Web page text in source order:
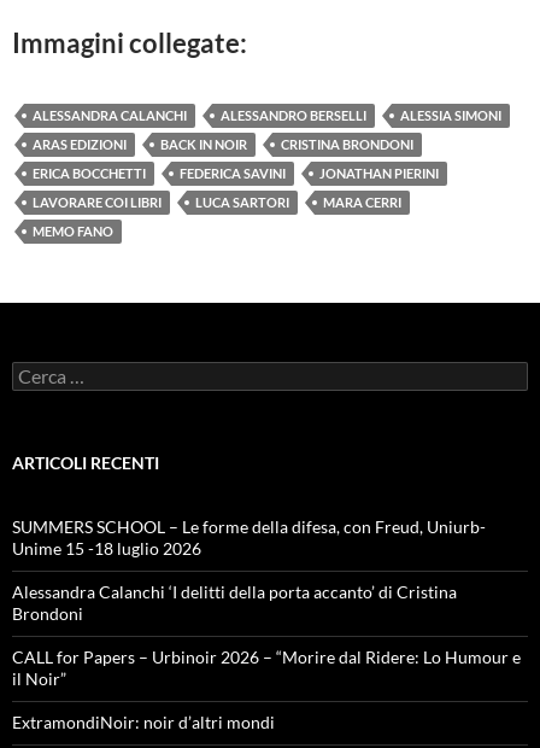
Immagini collegate:
ALESSANDRA CALANCHI ALESSANDRO BERSELLI
ALESSIA SIMONI
ARAS EDIZIONI
BACK IN NOIR
CRISTINA BRONDONI
ERICA BOCCHETTI
FEDERICA SAVINI
JONATHAN PIERINI
LAVORARE COI LIBRI
LUCA SARTORI
MARA CERRI
MEMO FANO
Ricerca
per:
ARTICOLI RECENTI
SUMMERS SCHOOL – Le forme della difesa, con Freud, Uniurb-
Unime 15 -18 luglio 2026
Alessandra Calanchi ‘I delitti della porta accanto’ di Cristina
Brondoni
CALL for Papers – Urbinoir 2026 – “Morire dal Ridere: Lo Humour e
il Noir”
ExtramondiNoir: noir d’altri mondi